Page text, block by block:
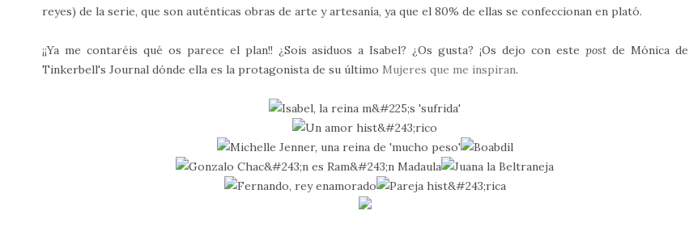
reyes) de la serie, que son auténticas obras de arte y artesanía, ya que el 80% de ellas se confeccionan en plató.
¡¡Ya me contaréis qué os parece el plan!! ¿Sois asiduos a Isabel? ¿Os gusta? ¡Os dejo con este postde Mónica de
Tinkerbell's Journal dónde ella es la protagonista de su último Mujeres que me inspiran.